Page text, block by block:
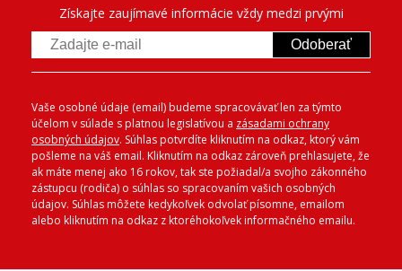
Získajte zaujímavé informácie vždy medzi prvými
Odoberať
Vaše osobné údaje (email) budeme spracovávať len za týmto
účelom v súlade s platnou legislatívou a zásadami ochrany
osobných údajov. Súhlas potvrdíte kliknutím na odkaz, ktorý vám
pošleme na váš email. Kliknutím na odkaz zároveň prehlasujete, že
ak máte menej ako 16 rokov, tak ste požiadal/a svojho zákonného
zástupcu (rodiča) o súhlas so spracovaním vašich osobných
údajov. Súhlas môžete kedykoľvek odvolať písomne, emailom
alebo kliknutím na odkaz z ktoréhokoľvek informačného emailu.